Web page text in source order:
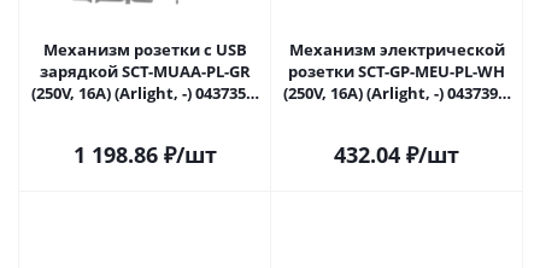
Механизм розетки с USB
зарядкой SCT-MUAA-PL-GR
(250V, 16A) (Arlight, -) 043735 в
1 198.86₽/шт
Механизм электрической
розетки SCT-GP-MEU-PL-WH
(250V, 16A) (Arlight, -) 043739 в
432.04 ₽/шт